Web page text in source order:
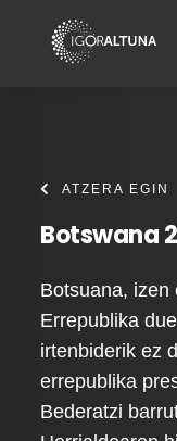
ATZERA EGIN
Botswana
Botsuana, izen
Errepublika
irtenbiderik ez
errepublika
Bederatzi